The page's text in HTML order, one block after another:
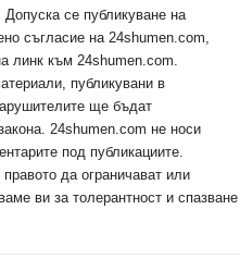
се публикуване на
съгласие на 24shumen.com,
линк към 24shumen.com.
публикувани в
ще бъдат
24shumen.com не носи
под публикациите.
да ограничават или
ви за толерантност и спазване